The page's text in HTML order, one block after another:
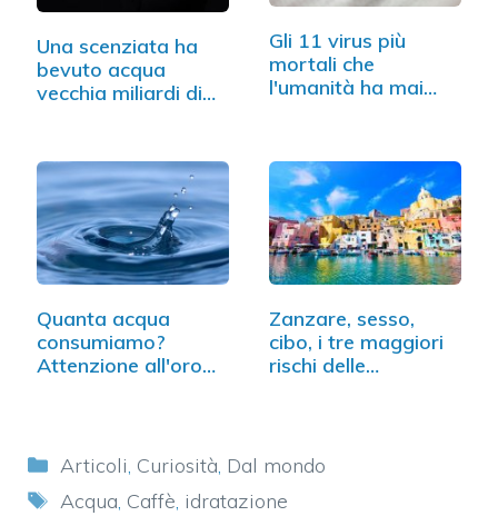
Una scenziata ha
bevuto acqua
vecchia miliardi di
Gli 11 virus più
mortali che
l'umanità ha mai
Quanta acqua
consumiamo?
Attenzione all'oro
Zanzare, sesso,
cibo, i tre maggiori
rischi delle…
Categorie
Articoli, Curiosità, Dal mondo
Tag
Acqua, Caffè, idratazione